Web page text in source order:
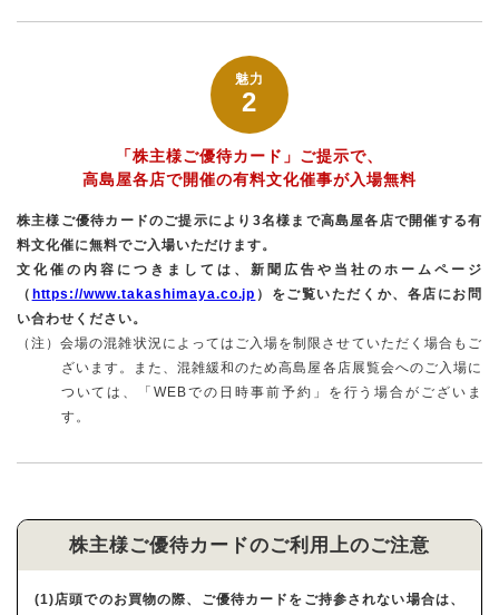
魅力
2
「株主様ご優待カード」ご提示で、
高島屋各店で開催の有料文化催事が入場無料
株主様ご優待カードのご提示により3名様まで高島屋各店で開催する有
料文化催に無料でご入場いただけます。
文化催の内容につきましては、新聞広告や当社のホームページ
（ https://www.takashimaya.co.jp ）をご覧いただくか、各店にお問
い合わせください。
（注）会場の混雑状況によってはご入場を制限させていただく場合もご
ざいます。また、混雑緩和のため高島屋各店展覧会へのご入場に
ついては、「WEBでの日時事前予約」を行う場合がございま
す。
株主様ご優待カードのご利用上のご注意
(1)店頭でのお買物の際、ご優待カードをご持参されない場合は、